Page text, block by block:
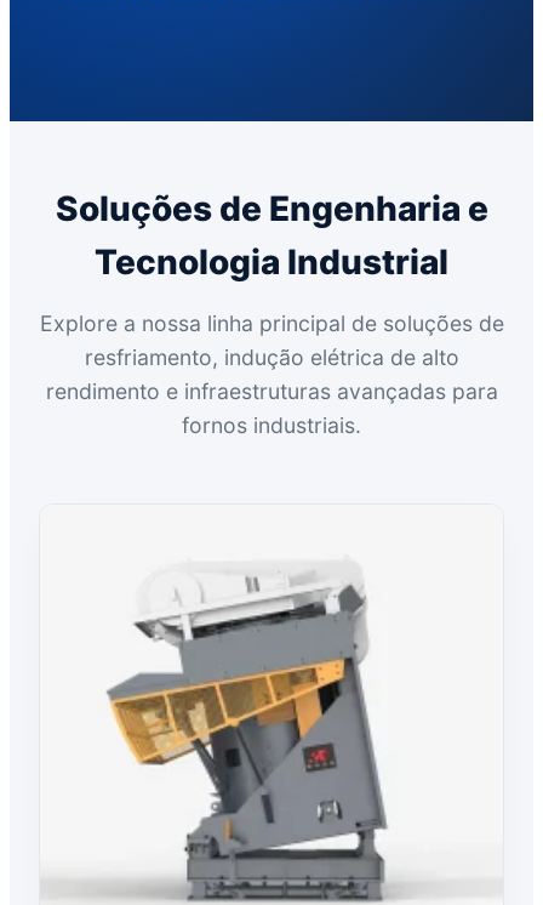
Soluções de Engenharia e
Tecnologia Industrial
Explore a nossa linha principal de soluções de
resfriamento, indução elétrica de alto
rendimento e infraestruturas avançadas para
fornos industriais.